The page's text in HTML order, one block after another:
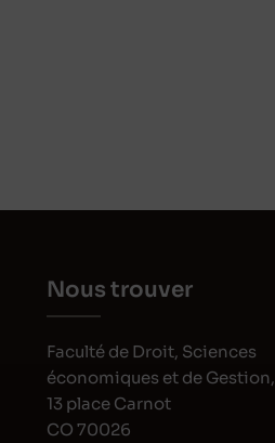
Nous trouver
Faculté de Droit, Sciences
économiques et de Gestion,
13 place Carnot
CO 70026